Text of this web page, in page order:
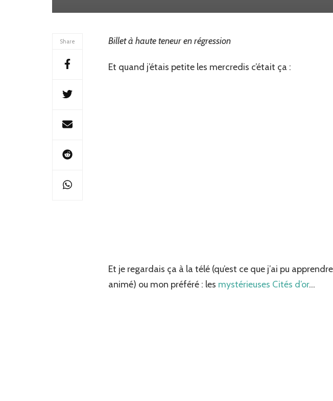
Share Billet à haute teneur en régression
Et quand j’étais petite les mercredis c’était ça :
Et je regardais ça à la télé (qu’est ce que j’ai pu
animé) ou mon préféré : les mystérieuses Cités d’or…